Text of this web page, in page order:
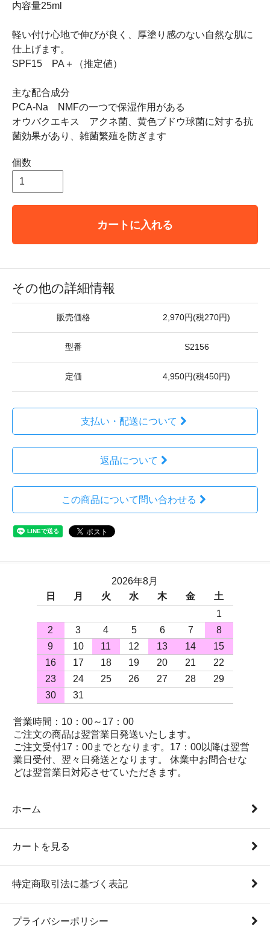
内容量25ml
軽い付け心地で伸びが良く、厚塗り感のない自然な肌に
仕上げます。
SPF15 PA＋（推定値）
主な配合成分
PCA-Na NMFの一つで保湿作用がある
オウバクエキス アクネ菌、黄色ブドウ球菌に対する抗
菌効果があり、雑菌繁殖を防ぎます
個数
カートに入れる
その他の詳細情報
販売価格 2,970円(税270円)
型番 S2156
定価 4,950円(税450円)
支払い・配送について
返品について
この商品について問い合わせる
2026年8月
日
月 火 水 木 金
土
1
2
3 4 5 6 7
8
9
10 11 12 13 14
15
16
17 18 19 20 21
22
23
24 25 26 27 28
29
30
31
営業時間：10：00～17：00
ご注文の商品は翌営業日発送いたします。
ご注文受付17：00までとなります。17：00以降は翌営
業日受付、翌々日発送となります。 休業中お問合せな
どは翌営業日対応させていただきます。
ホーム
カートを見る
特定商取引法に基づく表記
プライバシーポリシー